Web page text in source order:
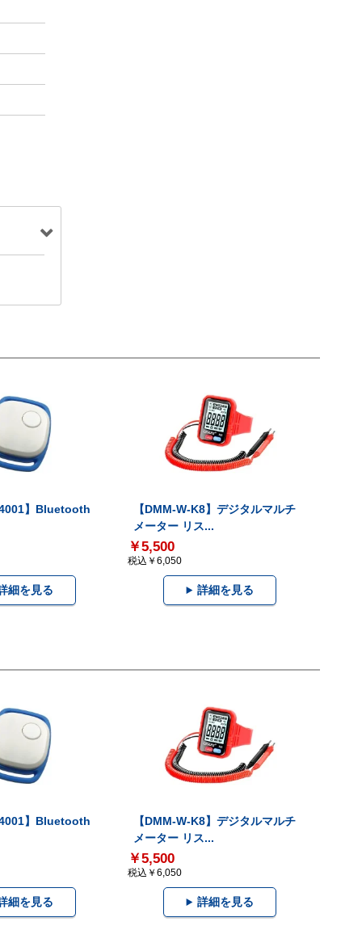
】Bluetooth
細を見る
【DMM-W-K8】デジタルマルチ
メーター リス...
￥5,500
税込￥6,050
詳細を見る
】Bluetooth
細を見る
【DMM-W-K8】デジタルマルチ
メーター リス...
￥5,500
税込￥6,050
詳細を見る